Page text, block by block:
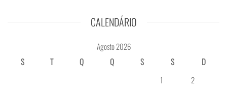
CALENDÁRIO
Agosto 2026
S
T Q Q S S
D
1
2